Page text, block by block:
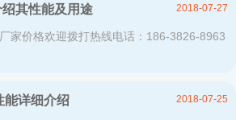
其性能及用途
家价格欢迎拨打热线电话：186-3826-8963
2018-07-27
能详细介绍 2018-07-25